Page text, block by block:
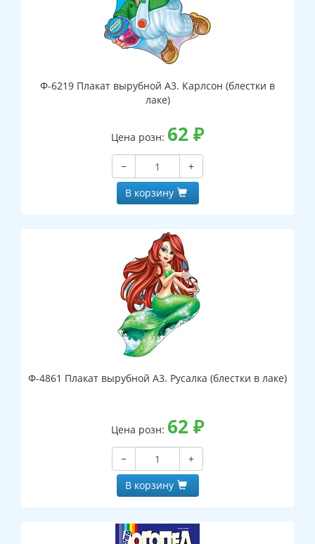
Ф-6219 Плакат вырубной А3. Карлсон (блестки в
лаке)
Цена розн: 62 ₽
−
+
В корзину
Ф-4861 Плакат вырубной А3. Русалка (блестки в лаке)
Цена розн: 62 ₽
−
+
В корзину